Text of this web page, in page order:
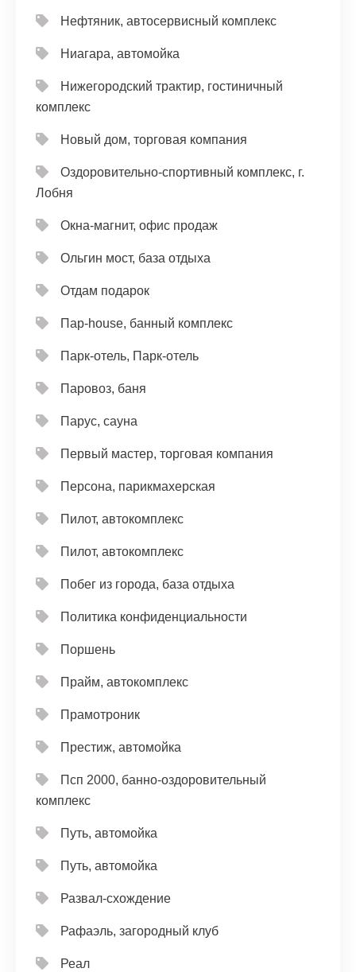
Нефтяник, автосервисный комплекс
Ниагара, автомойка
Нижегородский трактир, гостиничный
комплекс
Новый дом, торговая компания
Оздоровительно-спортивный комплекс, г.
Лобня
Окна-магнит, офис продаж
Ольгин мост, база отдыха
Отдам подарок
Пар-house, банный комплекс
Парк-отель, Парк-отель
Паровоз, баня
Парус, сауна
Первый мастер, торговая компания
Персона, парикмахерская
Пилот, автокомплекс
Пилот, автокомплекс
Побег из города, база отдыха
Политика конфиденциальности
Поршень
Прайм, автокомплекс
Прамотроник
Престиж, автомойка
Псп 2000, банно-оздоровительный
комплекс
Путь, автомойка
Путь, автомойка
Развал-схождение
Рафаэль, загородный клуб
Реал